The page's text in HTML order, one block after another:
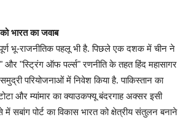
भारत का जवाब
भू-राजनीतिक पहलू भी है. पिछले एक दशक में चीन ने
और "स्ट्रिंग ऑफ पर्ल्स" रणनीति के तहत हिंद महासागर
परियोजनाओं में निवेश किया है. पाकिस्तान का
और म्यांमार का क्याउकफ्यू बंदरगाह अक्सर इसी
में सबांग पोर्ट का विकास भारत को क्षेत्रीय संतुलन बनाने